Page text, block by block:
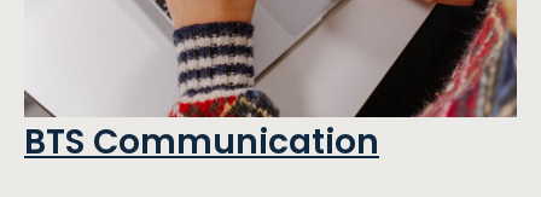
BTS Communication